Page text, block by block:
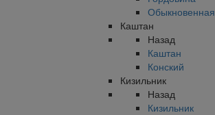
Обыкновенная
Каштан
Назад
Каштан
Конский
Кизильник
Назад
Кизильник